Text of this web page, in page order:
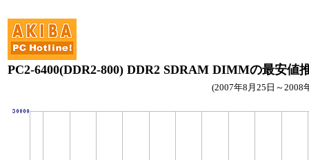
PC2-6400(DDR2-800) DDR2 SDRAM DIMMの最安値
(2007年8月25日～2008